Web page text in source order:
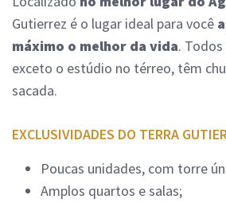
Gutierrez é o lugar ideal para você
máximo o melhor da vida.
exceto o estúdio no térreo, têm
sacada.
EXCLUSIVIDADES DO TERRA
Poucas unidades, com torre
Amplos quartos e salas;